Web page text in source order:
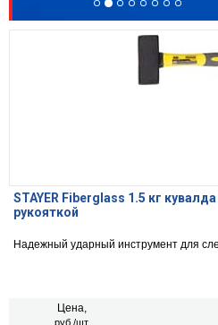
STAYER Fiberglass 1.5 кг
рукояткой
Надежный ударный инструмент для
Цена,
руб./шт.